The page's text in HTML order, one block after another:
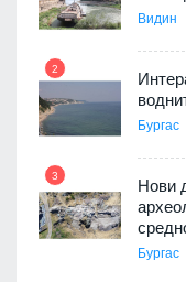
Видин
2
Бургас
3
Нови
Бургас